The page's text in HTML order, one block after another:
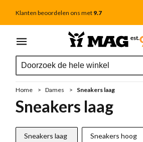
Klanten beoordelen ons met 9.7
Menu
Zoek
ZoekAlle dames
Sale
Outlet
Dames
Alle heren
Sale
Cadeaubon
Heren
Handgestikte mocassins
Outlet
Tweede Kans
Alle accessoires
Schoenverzorging
Cadeaubon
Accessoires
Voetbedden
Home Dames Sneakers laag
Sneakers laag
Sneakers laag Sneakers hoog